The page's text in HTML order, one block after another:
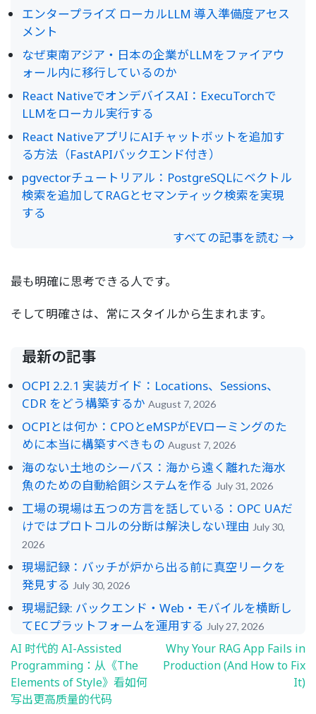
エンタープライズ ローカルLLM 導入準備度アセス
メント
なぜ東南アジア・日本の企業がLLMをファイアウ
ォール内に移行しているのか
React NativeでオンデバイスAI：ExecuTorchで
LLMをローカル実行する
React NativeアプリにAIチャットボットを追加す
る方法（FastAPIバックエンド付き）
pgvectorチュートリアル：PostgreSQLにベクトル
検索を追加してRAGとセマンティック検索を実現
する
すべての記事を読む →
最も明確に思考できる人です。
そして明確さは、常にスタイルから生まれます。
最新の記事
OCPI 2.2.1 実装ガイド：Locations、Sessions、
CDR をどう構築するか August 7, 2026
OCPIとは何か：CPOとeMSPがEVローミングのた
めに本当に構築すべきもの August 7, 2026
海のない土地のシーバス：海から遠く離れた海水
魚のための自動給餌システムを作る July 31, 2026
工場の現場は五つの方言を話している：OPC UAだ
けではプロトコルの分断は解決しない理由 July 30,
2026
現場記録：バッチが炉から出る前に真空リークを
発見する July 30, 2026
現場記録: バックエンド・Web・モバイルを横断し
てECプラットフォームを運用する July 27, 2026
Post
navigation
AI 时代的 AI-Assisted
Programming：从《The
Elements of Style》看如何
写出更高质量的代码
Why Your RAG App Fails in
Production (And How to Fix
It)